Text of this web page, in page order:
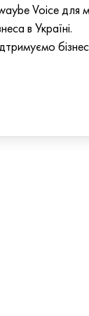
Voice для
в Україні.